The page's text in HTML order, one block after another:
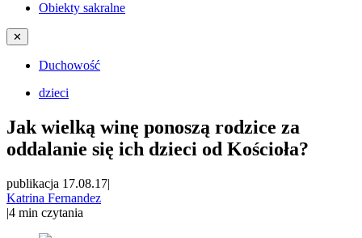
Obiekty sakralne
✕
Duchowość
dzieci
Jak wielką winę ponoszą rodzice za
oddalanie się ich dzieci od Kościoła?
publikacja 17.08.17|
Katrina Fernandez
|4 min czytania